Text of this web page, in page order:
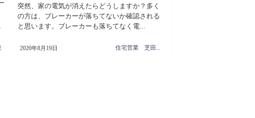
突然、家の電気が消えたらどうしますか？多く
の方は、ブレーカーが落ちてないか確認される
と思います。ブレーカーも落ちてなく電...
2020年8月19日